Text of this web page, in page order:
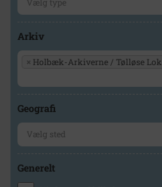
Arkiv
× Holbæk-Arkiverne / Tølløse
Geografi
Generelt